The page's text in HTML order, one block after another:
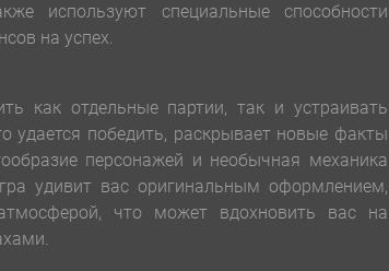
используют специальные способности
на успех.
как отдельные партии, так и устраивать
победить, раскрывает новые факты
персонажей и необычная механика
удивит вас оригинальным оформлением,
что может вдохновить вас на